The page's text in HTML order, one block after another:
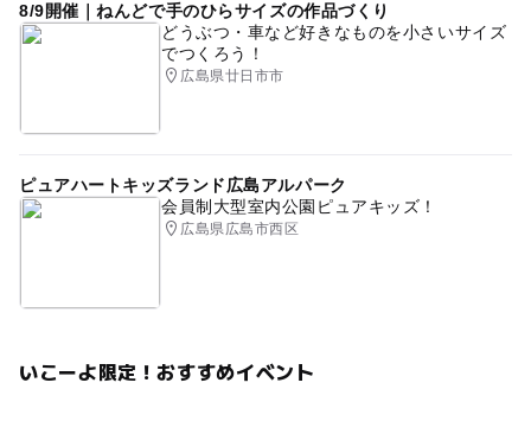
8/9開催｜ねんどで手のひらサイズの作品づくり
どうぶつ・車など好きなものを小さいサイズ
でつくろう！
広島県廿日市市
ピュアハートキッズランド広島アルパーク
会員制大型室内公園ピュアキッズ！
広島県広島市西区
いこーよ限定！おすすめイベント